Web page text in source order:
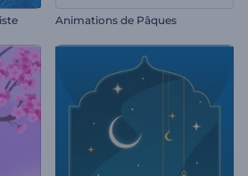
Animations de Pâques